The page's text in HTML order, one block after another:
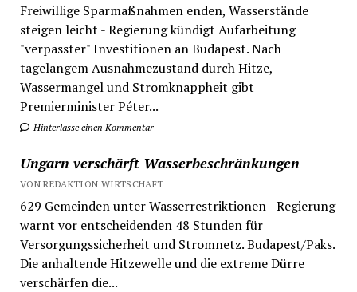
Freiwillige Sparmaßnahmen enden, Wasserstände
steigen leicht - Regierung kündigt Aufarbeitung
"verpasster" Investitionen an Budapest. Nach
tagelangem Ausnahmezustand durch Hitze,
Wassermangel und Stromknappheit gibt
Premierminister Péter...
Hinterlasse einen Kommentar
Ungarn verschärft Wasserbeschränkungen
VON REDAKTION WIRTSCHAFT
629 Gemeinden unter Wasserrestriktionen - Regierung
warnt vor entscheidenden 48 Stunden für
Versorgungssicherheit und Stromnetz. Budapest/Paks.
Die anhaltende Hitzewelle und die extreme Dürre
verschärfen die...